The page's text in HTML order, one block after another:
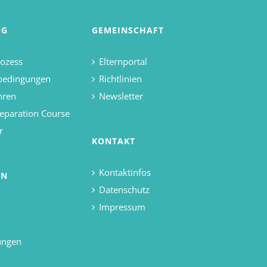
Course
GEMEINSCHAFT
Elternportal
Richtlinien
Newsletter
KONTAKT
Kontaktinfos
Datenschutz
Impressum